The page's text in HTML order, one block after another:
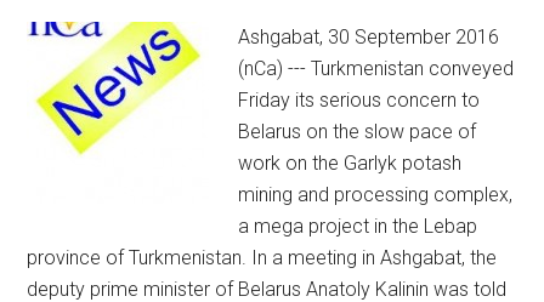
Ashgabat, 30 September 2016
(nCa) --- Turkmenistan conveyed
Friday its serious concern to
Belarus on the slow pace of
work on the Garlyk potash
mining and processing complex,
a mega project in the Lebap
province of Turkmenistan. In a meeting in Ashgabat, the
deputy prime minister of Belarus Anatoly Kalinin was told